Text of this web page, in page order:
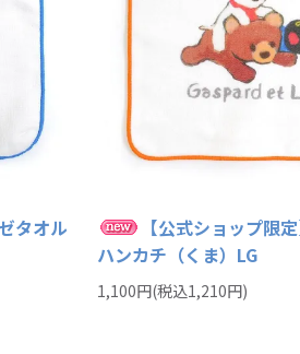
タオル
【公式ショップ限
ハンカチ（くま）LG
1,100円(税込1,210円)